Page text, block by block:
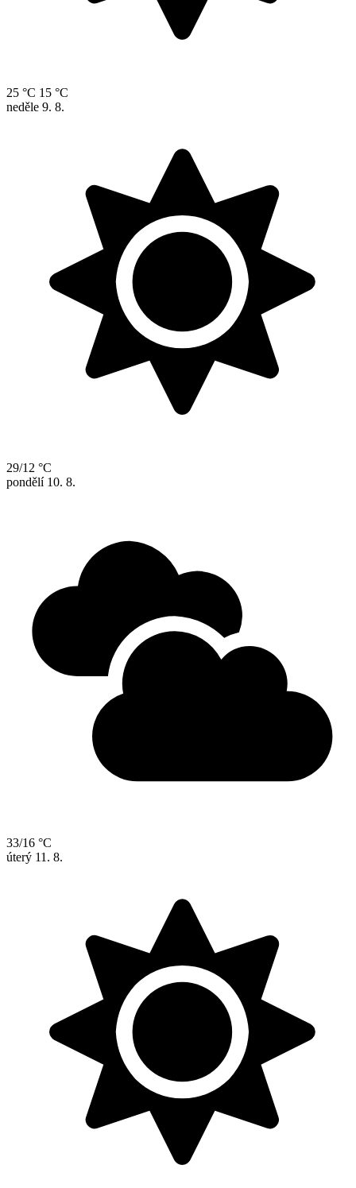
25 °C 15 °C
neděle 9. 8.
29/12 °C
pondělí 10. 8.
33/16 °C
úterý 11. 8.